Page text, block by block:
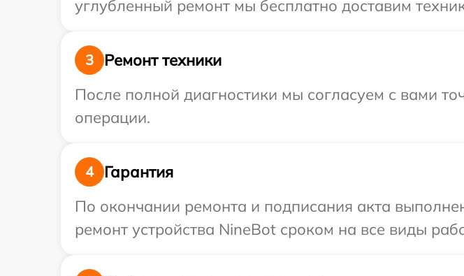
углубленный ремонт мы бесплатно доставим
3
Ремонт техники
После полной диагностики мы согласуем с вами
операции.
4
Гарантия
По окончании ремонта и подписания акта
ремонт устройства NineBot сроком на все виды